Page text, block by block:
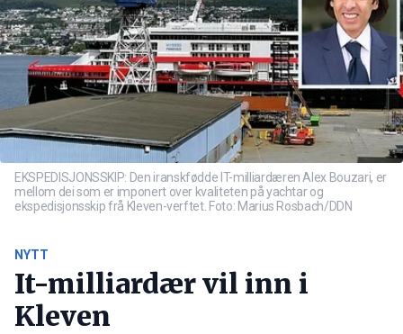
EKSPEDISJONSSKIP: Den iranskfødde IT-milliardæren Alex Bouzari, er
mellom dei som er imponert over kvaliteten på yachtar og
ekspedisjonsskip frå Kleven-verftet. Foto: Marius Rosbach/DDN
NYTT
It-milliardær vil inn i
Kleven